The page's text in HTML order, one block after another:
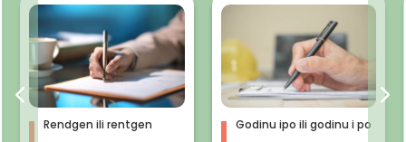
Rendgen ili rentgen Godinu ipo ili godinu i po